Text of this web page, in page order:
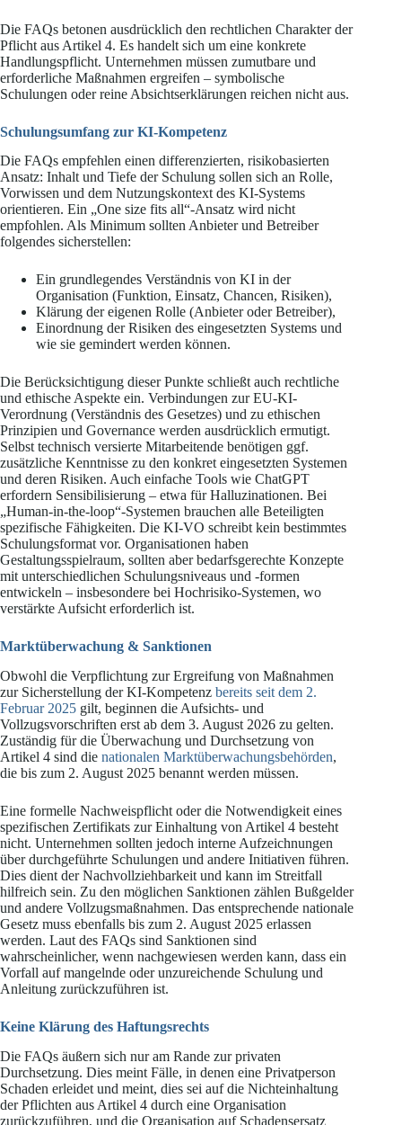
Die FAQs betonen ausdrücklich den rechtlichen Charakter der
Pflicht aus Artikel 4. Es handelt sich um eine konkrete
Handlungspflicht. Unternehmen müssen zumutbare und
erforderliche Maßnahmen ergreifen – symbolische
Schulungen oder reine Absichtserklärungen reichen nicht aus.
Schulungsumfang zur KI-Kompetenz
Die FAQs empfehlen einen differenzierten, risikobasierten
Ansatz: Inhalt und Tiefe der Schulung sollen sich an Rolle,
Vorwissen und dem Nutzungskontext des KI-Systems
orientieren. Ein „One size fits all“-Ansatz wird nicht
empfohlen. Als Minimum sollten Anbieter und Betreiber
folgendes sicherstellen:
Ein grundlegendes Verständnis von KI in der
Organisation (Funktion, Einsatz, Chancen, Risiken),
Klärung der eigenen Rolle (Anbieter oder Betreiber),
Einordnung der Risiken des eingesetzten Systems und
wie sie gemindert werden können.
Die Berücksichtigung dieser Punkte schließt auch rechtliche
und ethische Aspekte ein. Verbindungen zur EU-KI-
Verordnung (Verständnis des Gesetzes) und zu ethischen
Prinzipien und Governance werden ausdrücklich ermutigt.
Selbst technisch versierte Mitarbeitende benötigen ggf.
zusätzliche Kenntnisse zu den konkret eingesetzten Systemen
und deren Risiken. Auch einfache Tools wie ChatGPT
erfordern Sensibilisierung – etwa für Halluzinationen. Bei
„Human-in-the-loop“-Systemen brauchen alle Beteiligten
spezifische Fähigkeiten. Die KI-VO schreibt kein bestimmtes
Schulungsformat vor. Organisationen haben
Gestaltungsspielraum, sollten aber bedarfsgerechte Konzepte
mit unterschiedlichen Schulungsniveaus und -formen
entwickeln – insbesondere bei Hochrisiko-Systemen, wo
verstärkte Aufsicht erforderlich ist.
Marktüberwachung & Sanktionen
Obwohl die Verpflichtung zur Ergreifung von Maßnahmen
zur Sicherstellung der KI-Kompetenz bereits seit dem 2.
Februar 2025 gilt, beginnen die Aufsichts- und
Vollzugsvorschriften erst ab dem 3. August 2026 zu gelten.
Zuständig für die Überwachung und Durchsetzung von
Artikel 4 sind die nationalen Marktüberwachungsbehörden,
die bis zum 2. August 2025 benannt werden müssen.
Eine formelle Nachweispflicht oder die Notwendigkeit eines
spezifischen Zertifikats zur Einhaltung von Artikel 4 besteht
nicht. Unternehmen sollten jedoch interne Aufzeichnungen
über durchgeführte Schulungen und andere Initiativen führen.
Dies dient der Nachvollziehbarkeit und kann im Streitfall
hilfreich sein. Zu den möglichen Sanktionen zählen Bußgelder
und andere Vollzugsmaßnahmen. Das entsprechende nationale
Gesetz muss ebenfalls bis zum 2. August 2025 erlassen
werden. Laut des FAQs sind Sanktionen sind
wahrscheinlicher, wenn nachgewiesen werden kann, dass ein
Vorfall auf mangelnde oder unzureichende Schulung und
Anleitung zurückzuführen ist.
Keine Klärung des Haftungsrechts
Die FAQs äußern sich nur am Rande zur privaten
Durchsetzung. Dies meint Fälle, in denen eine Privatperson
Schaden erleidet und meint, dies sei auf die Nichteinhaltung
der Pflichten aus Artikel 4 durch eine Organisation
zurückzuführen, und die Organisation auf Schadensersatz